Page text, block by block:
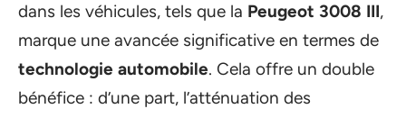
dans les véhicules, tels que la Peugeot 3008 III,
marque une avancée significative en termes de
technologie automobile. Cela offre un double
bénéfice : d’une part, l’atténuation des